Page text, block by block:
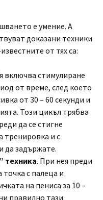
е умение. А
доказани техники
от тях са:
включва стимулиране
от време, след което
от 30 – 60 секунди и
Този цикъл трябва
да се стигне
тренировка и с
да задържате.
техника. При нея преди
с палеца и
на пениса за 10 –
правилно тази